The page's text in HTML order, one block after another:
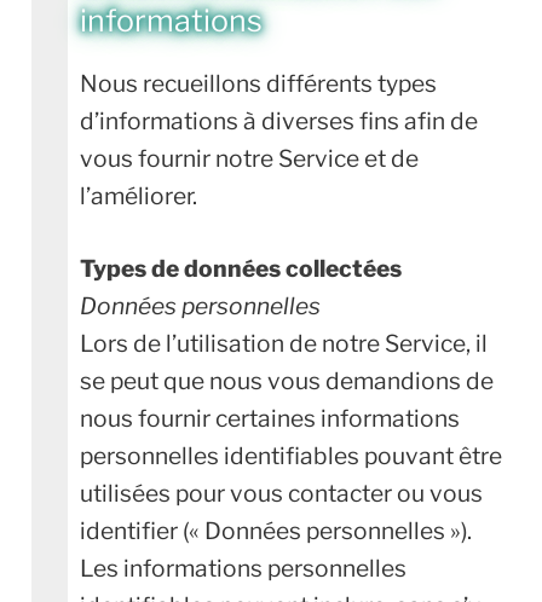
informations
Nous recueillons différents types
d’informations à diverses fins afin de
vous fournir notre Service et de
l’améliorer.
Types de données collectées
Données personnelles
Lors de l’utilisation de notre Service, il
se peut que nous vous demandions de
nous fournir certaines informations
personnelles identifiables pouvant être
utilisées pour vous contacter ou vous
identifier (« Données personnelles »).
Les informations personnelles